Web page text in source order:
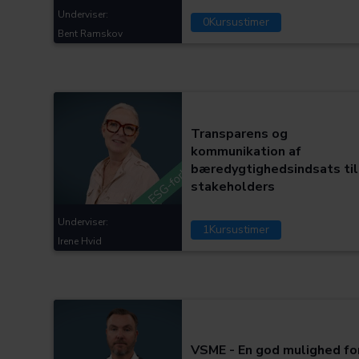
0Kursustimer
Underviser:
Bent Ramskov
Transparens og
kommunikation af
bæredygtighedsindsats til
stakeholders
1Kursustimer
Underviser:
Irene Hvid
VSME - En god mulighed